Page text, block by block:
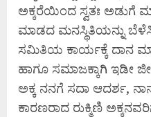
ಅಕ್ಕರೆಯಿಂದ ಸ್ವತಃ ಅಡುಗೆ
ಮಾಡದ ಮನಸ್ಥಿತಿಯನ್ನು
ಸಮಿತಿಯ ಕಾರ್ಯಕ್ಕೆ ದಾನ
ಹಾಗೂ ಸಮಾಜಕ್ಕಾಗಿ ಇಡೀ
ಅಕ್ಕ ನನಗೆ ಸದಾ ಆದರ್ಶ,
ಕಾರಣರಾದ ರುಕ್ಮಿಣಿ